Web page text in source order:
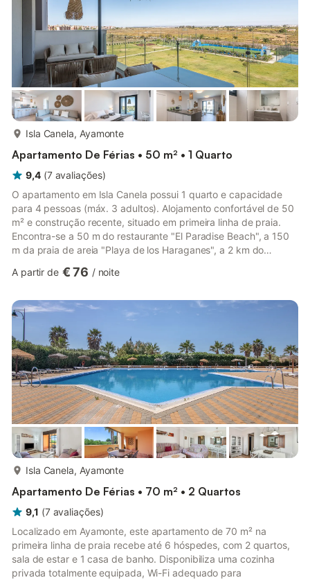
Isla Canela, Ayamonte
Apartamento De Férias • 50 m² • 1 Quarto
9,4 (7 avaliações)
O apartamento em Isla Canela possui 1 quarto e capacidade
para 4 pessoas (máx. 3 adultos). Alojamento confortável de 50
m² e construção recente, situado em primeira linha de praia.
Encontra-se a 50 m do restaurante "El Paradise Beach", a 150
m da praia de areia "Playa de los Haraganes", a 2 km do
Canela Old Course", a 5 km da cidade "Ayamonte", a 65 km do
crianças e junto ao mar. Dispõe de elevador, mobiliário de
jardim, 16 m² de terraço, ferro de engomar, acesso à internet
(wifi)...
A partir de € 76 / noite
Isla Canela, Ayamonte
Apartamento De Férias • 70 m² • 2 Quartos
9,1 (7 avaliações)
Localizado em Ayamonte, este apartamento de 70 m² na
primeira linha de praia recebe até 6 hóspedes, com 2 quartos,
sala de estar e 1 casa de banho. Disponibiliza uma cozinha
privada totalmente equipada, Wi-Fi adequado para